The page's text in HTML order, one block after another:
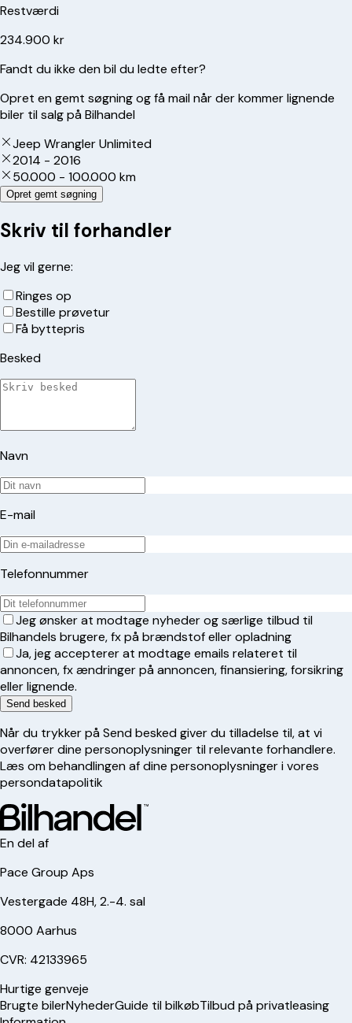
Restværdi
234.900 kr
Fandt du ikke den bil du ledte efter?
Opret en gemt søgning og få mail når der kommer lignende
biler til salg på Bilhandel
Jeep Wrangler Unlimited
2014 - 2016
50.000 - 100.000 km
Opret gemt søgning
Skriv til forhandler
Jeg vil gerne:
Ringes op
Bestille prøvetur
Få byttepris
Besked
Navn
E-mail
Telefonnummer
Jeg ønsker at modtage nyheder og særlige tilbud til
Bilhandels brugere, fx på brændstof eller opladning
Ja, jeg accepterer at modtage emails relateret til
annoncen, fx ændringer på annoncen, finansiering, forsikring
eller lignende.
Send besked
Når du trykker på Send besked giver du tilladelse til, at vi
overfører dine personoplysninger til relevante forhandlere.
Læs om behandlingen af dine personoplysninger i vores
persondatapolitik
En del af
Pace Group Aps
Vestergade 48H, 2.-4. sal
8000 Aarhus
CVR: 42133965
Hurtige genveje
Brugte bilerNyhederGuide til bilkøbTilbud på privatleasing